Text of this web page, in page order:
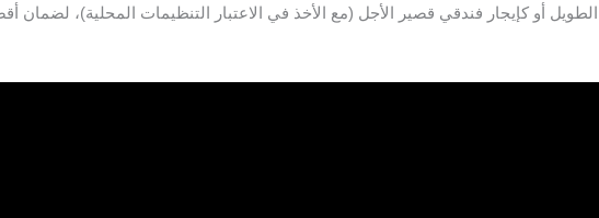
أو كإيجار فندقي قصير الأجل (مع الأخذ في الاعتبار التنظيمات المحلية)، لضمان